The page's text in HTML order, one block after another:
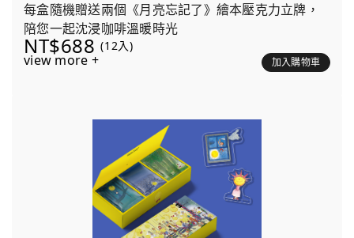
每盒隨機贈送兩個《月亮忘記了》繪本壓克力立牌，
陪您一起沈浸咖啡溫暖時光
NT$688 (12入)
view more + 加入購物車